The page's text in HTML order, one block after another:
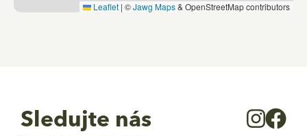
Leaflet | ©Jawg Maps& OpenStreetMap contributors
Sledujte nás